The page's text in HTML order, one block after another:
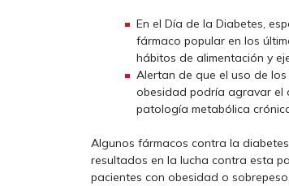
En el Día de la Diabetes,
fármaco popular en los
hábitos de alimentación y
Alertan de que el uso de
obesidad podría agravar el
patología metabólica
Algunos fármacos contra la
resultados en la lucha contra esta
pacientes con obesidad o